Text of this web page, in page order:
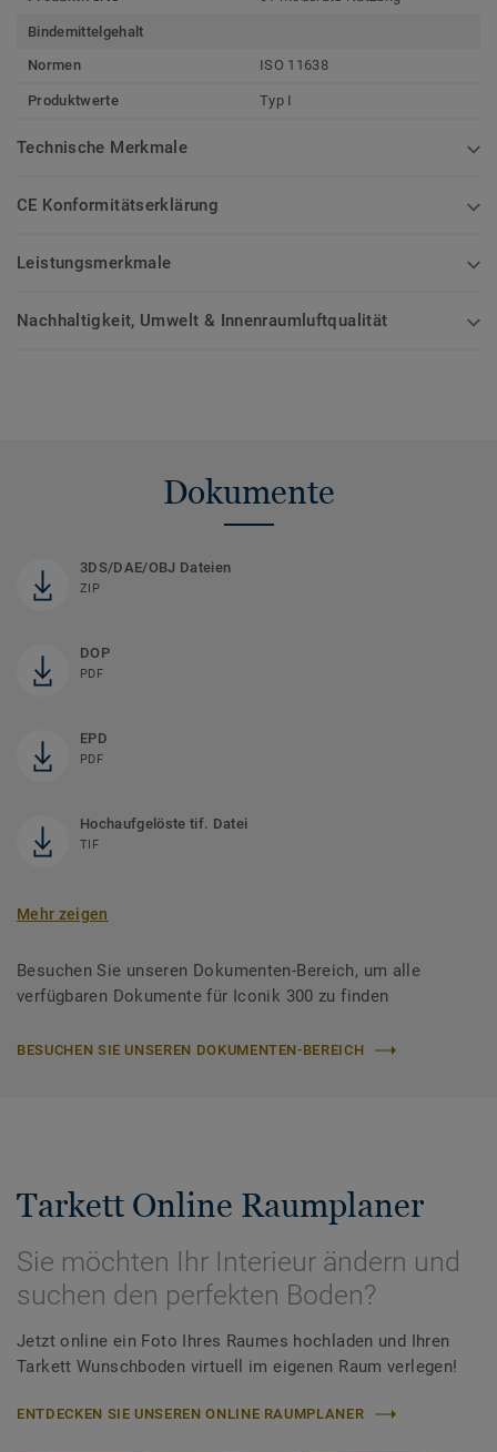
Bindemittelgehalt
Normen
ISO 11638
Produktwerte Typ I
Technische Merkmale
CE Konformitätserklärung
Leistungsmerkmale
Nachhaltigkeit, Umwelt & Innenraumluftqualität
Dokumente
3DS/DAE/OBJ Dateien
ZIP
DOP
PDF
EPD
PDF
Hochaufgelöste tif. Datei
TIF
Mehr zeigen
Besuchen Sie unseren Dokumenten-Bereich, um alle
verfügbaren Dokumente für Iconik 300 zu finden
BESUCHEN SIE UNSEREN DOKUMENTEN-BEREICH
Tarkett Online Raumplaner
Sie möchten Ihr Interieur ändern und
suchen den perfekten Boden?
Jetzt online ein Foto Ihres Raumes hochladen und Ihren
Tarkett Wunschboden virtuell im eigenen Raum verlegen!
ENTDECKEN SIE UNSEREN ONLINE RAUMPLANER